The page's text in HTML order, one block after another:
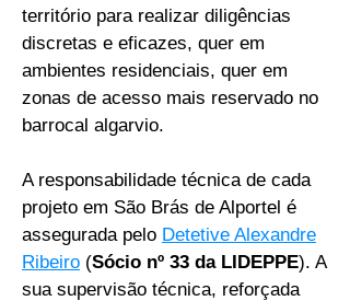
território para realizar diligências
discretas e eficazes, quer em
ambientes residenciais, quer em
zonas de acesso mais reservado no
barrocal algarvio.
A responsabilidade técnica de cada
projeto em São Brás de Alportel é
assegurada pelo Detetive Alexandre
Ribeiro (Sócio nº 33 da LIDEPPE). A
sua supervisão técnica, reforçada